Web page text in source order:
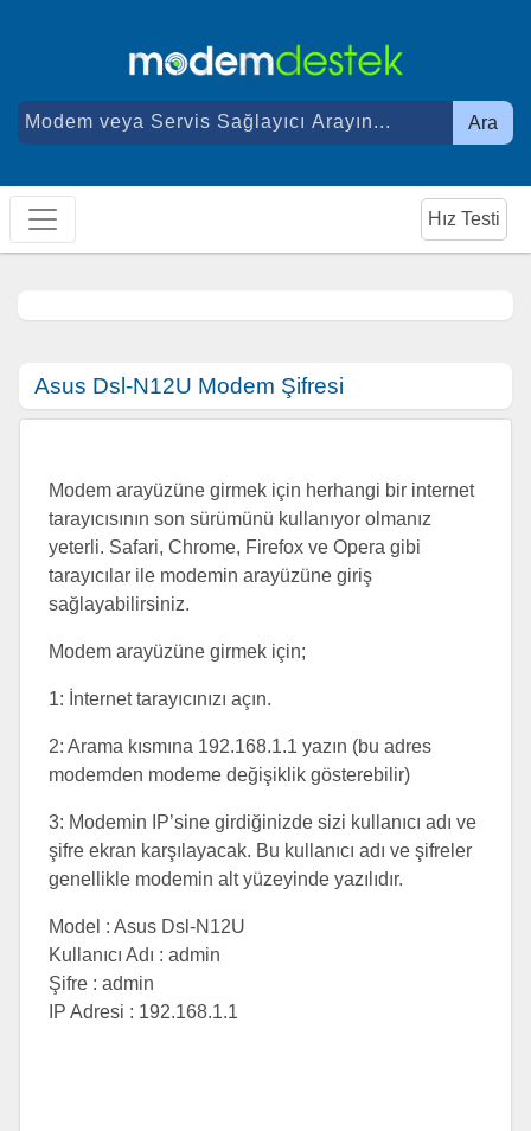
Ara
Hız Testi
Asus Dsl-N12U Modem Şifresi
Modem arayüzüne girmek için herhangi bir internet
tarayıcısının son sürümünü kullanıyor olmanız
yeterli. Safari, Chrome, Firefox ve Opera gibi
tarayıcılar ile modemin arayüzüne giriş
sağlayabilirsiniz.
Modem arayüzüne girmek için;
1: İnternet tarayıcınızı açın.
2: Arama kısmına 192.168.1.1 yazın (bu adres
modemden modeme değişiklik gösterebilir)
3: Modemin IP’sine girdiğinizde sizi kullanıcı adı ve
şifre ekran karşılayacak. Bu kullanıcı adı ve şifreler
genellikle modemin alt yüzeyinde yazılıdır.
Model : Asus Dsl-N12U
Kullanıcı Adı : admin
Şifre : admin
IP Adresi : 192.168.1.1